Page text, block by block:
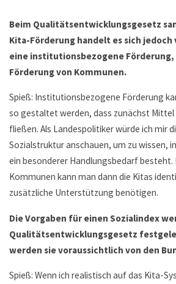
Beim Qualitätsentwicklungsgesetz
Kita-Förderung handelt es sich
eine institutionsbezogene
Förderung von Kommunen.
Spieß: Institutionsbezogene Förderung
so gestaltet werden, dass zunächst Mittel
fließen. Als Landespolitiker würde ich mir
Sozialstruktur anschauen, um zu wissen,
ein besonderer Handlungsbedarf besteht.
Kommunen kann man dann die Kitas
zusätzliche Unterstützung benötigen.
Die Vorgaben für einen Sozialindex
Qualitätsentwicklungsgesetz
werden sie voraussichtlich von den
Spieß: Wenn ich realistisch auf das Kita-